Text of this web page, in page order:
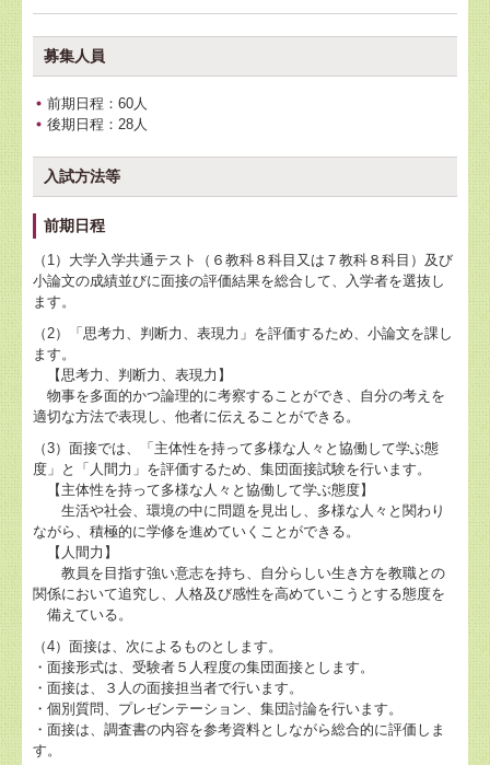
募集人員
前期日程：60人
後期日程：28人
入試方法等
前期日程
（1）大学入学共通テスト（６教科８科目又は７教科８科目）及び
小論文の成績並びに面接の評価結果を総合して、入学者を選抜し
ます。
（2）「思考力、判断力、表現力」を評価するため、小論文を課し
ます。
【思考力、判断力、表現力】
物事を多面的かつ論理的に考察することができ、自分の考えを
適切な方法で表現し、他者に伝えることができる。
（3）面接では、「主体性を持って多様な人々と協働して学ぶ態
度」と「人間力」を評価するため、集団面接試験を行います。
【主体性を持って多様な人々と協働して学ぶ態度】
生活や社会、環境の中に問題を見出し、多様な人々と関わり
ながら、積極的に学修を進めていくことができる。
【人間力】
教員を目指す強い意志を持ち、自分らしい生き方を教職との
関係において追究し、人格及び感性を高めていこうとする態度を
備えている。
（4）面接は、次によるものとします。
・面接形式は、受験者５人程度の集団面接とします。
・面接は、３人の面接担当者で行います。
・個別質問、プレゼンテーション、集団討論を行います。
・面接は、調査書の内容を参考資料としながら総合的に評価しま
す。